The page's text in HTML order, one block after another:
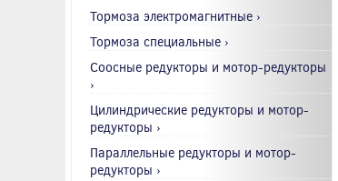
Тормоза электромагнитные ›
Тормоза специальные ›
Соосные редукторы и мотор-редукторы
›
Цилиндрические редукторы и мотор-
редукторы ›
Параллельные редукторы и мотор-
редукторы ›